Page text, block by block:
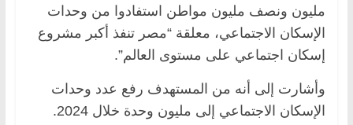
مليون ونصف مليون مواطن استفادوا من وحدات
الإسكان الاجتماعي، معلقة “مصر تنفذ أكبر مشروع
إسكان اجتماعي على مستوى العالم”.
وأشارت إلى أنه من المستهدف رفع عدد وحدات
الإسكان الاجتماعي إلى مليون وحدة خلال 2024.